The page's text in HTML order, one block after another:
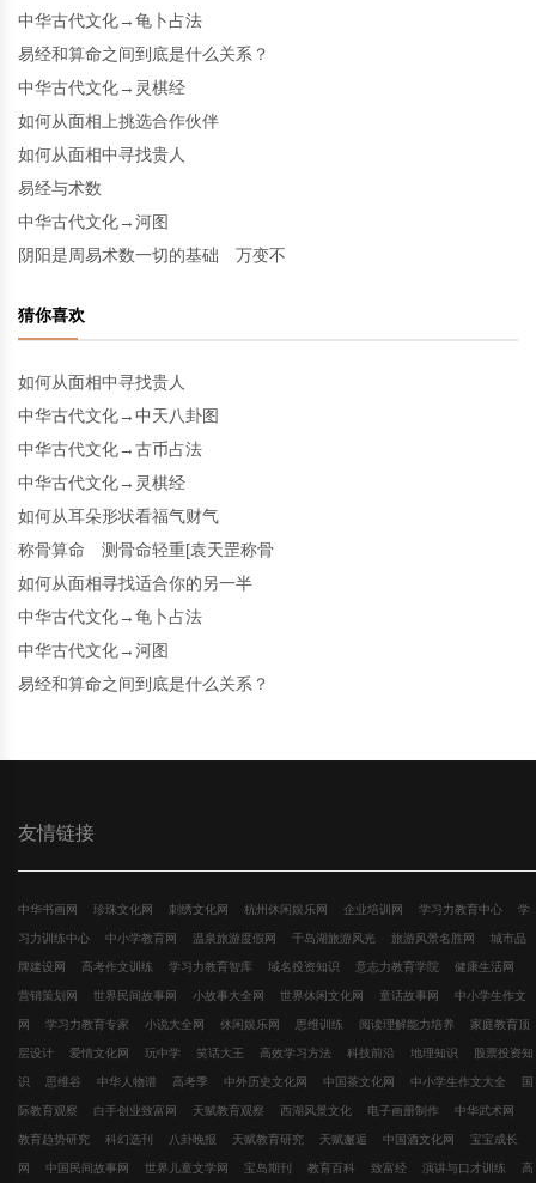
中华古代文化→龟卜占法
易经和算命之间到底是什么关系？
中华古代文化→灵棋经
如何从面相上挑选合作伙伴
如何从面相中寻找贵人
易经与术数
中华古代文化→河图
阴阳是周易术数一切的基础 万变不
猜你喜欢
如何从面相中寻找贵人
中华古代文化→中天八卦图
中华古代文化→古币占法
中华古代文化→灵棋经
如何从耳朵形状看福气财气
称骨算命 测骨命轻重[袁天罡称骨
如何从面相寻找适合你的另一半
中华古代文化→龟卜占法
中华古代文化→河图
易经和算命之间到底是什么关系？
友情链接
中华书画网 珍珠文化网 刺绣文化网 杭州休闲娱乐网 企业培训网 学习力教育中心 学
习力训练中心 中小学教育网 温泉旅游度假网 千岛湖旅游风光 旅游风景名胜网 城市品
牌建设网 高考作文训练 学习力教育智库 域名投资知识 意志力教育学院 健康生活网
营销策划网 世界民间故事网 小故事大全网 世界休闲文化网 童话故事网 中小学生作文
网 学习力教育专家 小说大全网 休闲娱乐网 思维训练 阅读理解能力培养 家庭教育顶
层设计 爱情文化网 玩中学 笑话大王 高效学习方法 科技前沿 地理知识 股票投资知
识 思维谷 中华人物谱 高考季 中外历史文化网 中国茶文化网 中小学生作文大全 国
际教育观察 白手创业致富网 天赋教育观察 西湖风景文化 电子画册制作 中华武术网
教育趋势研究 科幻选刊 八卦晚报 天赋教育研究 天赋邂逅 中国酒文化网 宝宝成长
网 中国民间故事网 世界儿童文学网 宝岛期刊 教育百科 致富经 演讲与口才训练 高